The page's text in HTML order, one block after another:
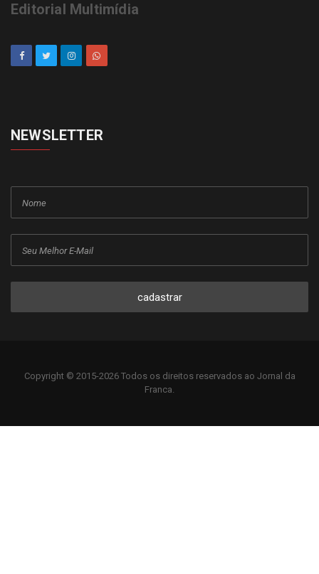
Editorial Multimídia
NEWSLETTER
cadastrar
Copyright © 2015-2026 Todos os direitos reservados ao Jornal da
Franca.